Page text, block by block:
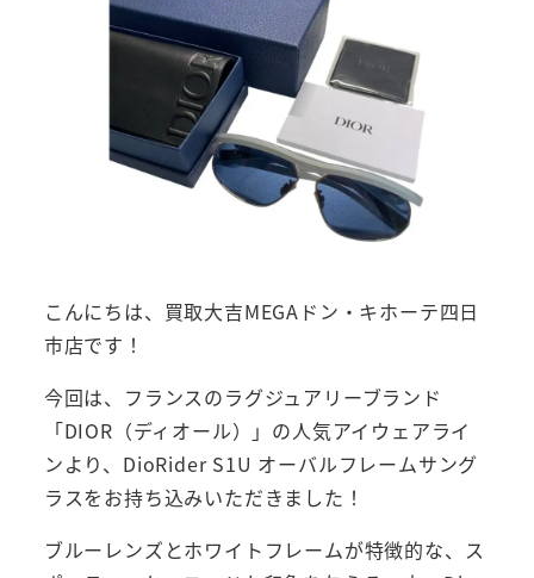
こんにちは、買取大吉MEGAドン・キホーテ四日
市店です！
今回は、フランスのラグジュアリーブランド
「DIOR（ディオール）」の人気アイウェアライ
ンより、DioRider S1U オーバルフレームサング
ラスをお持ち込みいただきました！
ブルーレンズとホワイトフレームが特徴的な、ス